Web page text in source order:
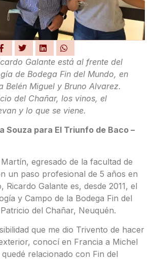
Galante está al frente del
de Bodega Fin del Mundo, en
Belén Miguel y Bruno Alvarez.
del Chañar, los vinos, el
y lo que se viene.
Souza para El Triunfo de Baco –
egresado de la facultad de
un paso profesional de 5 años en
Ricardo Galante es, desde 2011, el
y Campo de la Bodega Fin del
del Chañar, Neuquén.
que me dio Trivento de hacer
conocí en Francia a Michel
relacionado con Fin del